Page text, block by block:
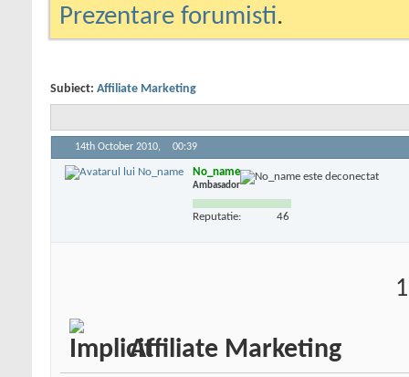
Prezentare forumisti.
Subiect: Affiliate Marketing
14th October 2010, 00:39
No_name
Ambasador
Reputatie: 46
Affiliate Marketing